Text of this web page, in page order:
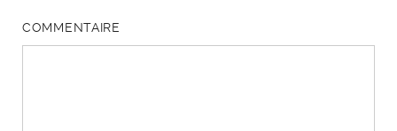
COMMENTAIRE